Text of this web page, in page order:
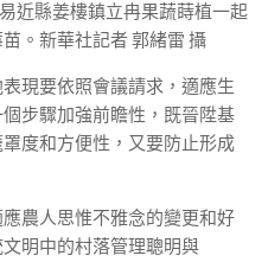
近縣姜樓鎮立冉果蔬蒔植一起
。新華社記者 郭緒雷 攝
現要依照會議請求，適應生
步驟加強前瞻性，既晉陞基
度和方便性，又要防止形成
農人思惟不雅念的變更和好
明中的村落管理聰明與